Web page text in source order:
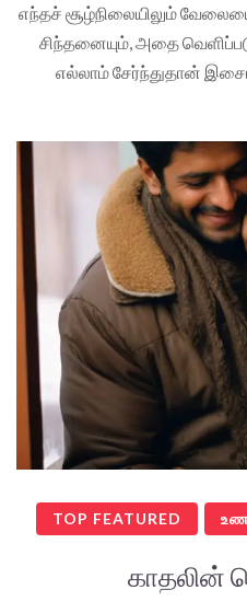
எந்தச் சூழ்நிலையிலும்
சிந்தனையும், அதை
எல்லாம் சேர்ந்துதான்
TOP FEATURED
காதலின்